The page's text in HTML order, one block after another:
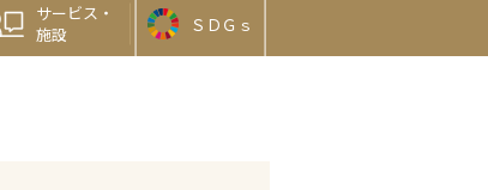
サービス・
施設
ＳＤＧｓ